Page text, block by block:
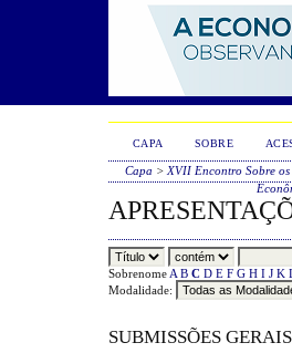
CAPA SOBRE
Capa > XVII Encontro Sobre os
Sobrenome A B C D E F G H I J K
Modalidade:
SUBMISSÕES GERAIS